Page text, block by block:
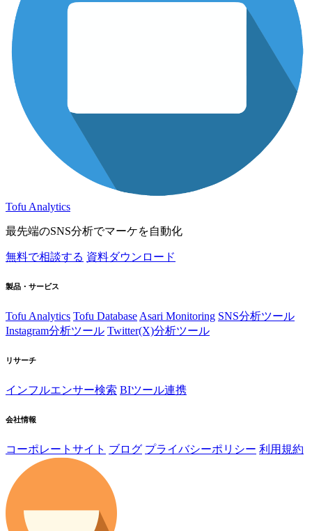
Tofu Analytics
最先端のSNS分析でマーケを自動化
無料で相談する 資料ダウンロード
製品・サービス
Tofu Analytics Tofu Database Asari Monitoring SNS分析ツール
Instagram分析ツール Twitter(X)分析ツール
リサーチ
インフルエンサー検索 BIツール連携
会社情報
コーポレートサイト ブログ プライバシーポリシー 利用規約